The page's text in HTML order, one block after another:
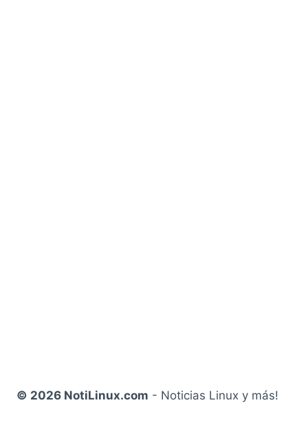
© 2026 NotiLinux.com - Noticias Linux y más!